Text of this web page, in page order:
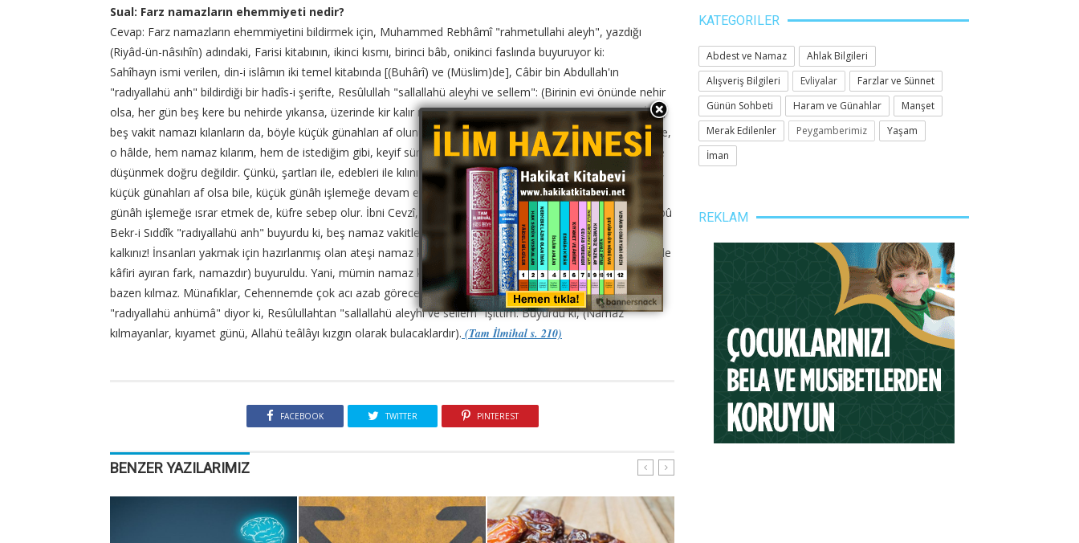
Sual: Farz namazların ehemmiyeti nedir?
Cevap: Farz namazların ehemmiyetini bildirmek için, Muhammed Rebhâmî "rahmetullahi aleyh", yazdığı
(Riyâd-ün-nâsıhîn) adındaki, Farisi kitabının, ikinci kısmı, birinci bâb, onikinci faslında buyuruyor ki:
Sahîhayn ismi verilen, din-i islâmın iki temel kitabında [(Buhârî) ve (Müslim)de], Câbir bin Abdullah'ın
"radıyallahü anh" bildirdiği bir hadîs-i şerifte, Resûlullah "sallallahü aleyhi ve sellem": (Birinin evi önünde nehir
olsa, her gün beş kere bu nehirde yıkansa, üzerinde kir kalır mı?) diye sordu. Hayır, ya Resûlallah! dedik. (İşte,
beş vakit namazı kılanların da, böyle küçük günahları af olunur) buyurdu. Bazı cahiller, bu hadîs-i şerifi işitince,
o hâlde, hem namaz kılarım, hem de istediğim gibi, keyif sürerim. Nasıl olsa günahlarım af olur, diyor. Böyle
düşünmek doğru değildir. Çünkü, şartları ile, edebleri ile kılınıp, kabul olan bir namaz, günahları döker. Sonra,
küçük günahları af olsa bile, küçük günâh işlemeğe devam etmek, ısrar etmek, büyük günâh olur. Büyük
günâh işlemeğe ısrar etmek de, küfre sebep olur. İbni Cevzî, (El-mugnî) ismindeki tefsirinde buyuruyor ki, (Ebû
Bekr-i Sıddîk "radıyallahü anh" buyurdu ki, beş namaz vakitleri gelince, melekler der ki, ey Âdem oğulları,
kalkınız! İnsanları yakmak için hazırlanmış olan ateşi namaz kılarak söndürünüz). Bir hadîs-i şerifte, (Mümin ile
kâfiri ayıran fark, namazdır) buyuruldu. Yani, mümin namaz kılar. Kâfir, kılmaz. Münafıklar ise, bazen kılar,
bazen kılmaz. Münafıklar, Cehennemde çok acı azab görecektir. Müfessirlerin şâhı, Abdullah ibni Abbâs
"radıyallahü anhümâ" diyor ki, Resûlullahtan "sallallahü aleyhi ve sellem" işittim. Buyurdu ki, (Namaz
kılmayanlar, kıyamet günü, Allahü teâlâyı kızgın olarak bulacaklardır). (Tam İlmihal s. 210)
FACEBOOK TWITTER PINTEREST
BENZER YAZILARIMIZ
KATEGORILER
Abdest ve Namaz
Ahlak Bilgileri
Alışveriş Bilgileri
Evliyalar
Farzlar ve Sünnet
Günün Sohbeti
Haram ve Günahlar
Manşet
Merak Edilenler
Peygamberimiz
Yaşam
İman
REKLAM